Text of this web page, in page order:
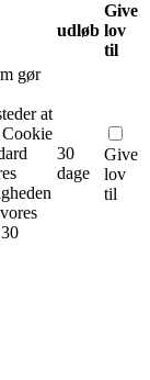
udløb
Give
lov
til
gør
at
30
dage
Give
lov
til